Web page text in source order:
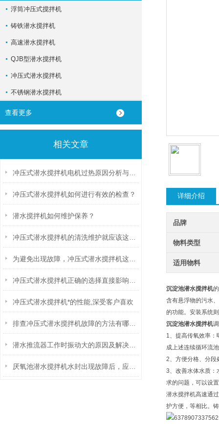
浮筒冲压式搅拌机
铸铁潜水搅拌机
高速潜水搅拌机
QJB型潜水搅拌机
冲压式潜水搅拌机
不锈钢潜水搅拌机
查看更多
相关文章
冲压式潜水搅拌机如何进行有效的检查？
潜水搅拌机如何维护保养？
冲压式潜水搅拌机*的性能,深受客户喜欢
详细介绍
品牌
物料类型
适用物料
沉淀池潜水搅拌机
含有悬浮物的污水
的功能。安装系统
沉淀池潜水搅拌机
1、提高传氧效率：
成上述连续循环流
2、方便分格、分段
3、改善水体水质：
求的问题，可以设
潜水搅拌机高速通
护方便，等相比。